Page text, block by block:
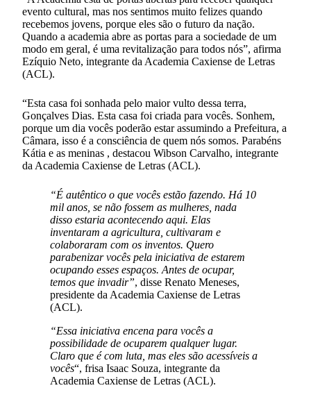
evento cultural, mas nos sentimos muito felizes quando
recebemos jovens, porque eles são o futuro da nação.
Quando a academia abre as portas para a sociedade de um
modo em geral, é uma revitalização para todos nós”, afirma
Ezíquio Neto, integrante da Academia Caxiense de Letras
(ACL).
“Esta casa foi sonhada pelo maior vulto dessa terra,
Gonçalves Dias. Esta casa foi criada para vocês. Sonhem,
porque um dia vocês poderão estar assumindo a Prefeitura, a
Câmara, isso é a consciência de quem nós somos. Parabéns
Kátia e as meninas , destacou Wibson Carvalho, integrante
da Academia Caxiense de Letras (ACL).
“É autêntico o que vocês estão fazendo. Há 10
mil anos, se não fossem as mulheres, nada
disso estaria acontecendo aqui. Elas
inventaram a agricultura, cultivaram e
colaboraram com os inventos. Quero
parabenizar vocês pela iniciativa de estarem
ocupando esses espaços. Antes de ocupar,
temos que invadir”, disse Renato Meneses,
presidente da Academia Caxiense de Letras
(ACL).
“Essa iniciativa encena para vocês a
possibilidade de ocuparem qualquer lugar.
Claro que é com luta, mas eles são acessíveis a
vocês“, frisa Isaac Souza, integrante da
Academia Caxiense de Letras (ACL).